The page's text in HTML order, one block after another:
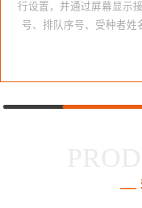
行设置，并通过屏幕显示
号、排队序号、受种者
—